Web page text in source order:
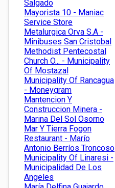
Salgado
Mayorista 10 - Maniac
Service Store
Metalurgica Orva S.A -
Minibuses San Cristobal
Methodist Pentecostal
Church O... - Municipality
Of Mostazal
Municipality Of Rancagua
- Moneygram
Mantencion Y
Construccion Minera -
Marina Del Sol Osorno
Mar Y Tierra Fogon
Restaurant - Marío
Antonio Berríos Troncoso
Municipality Of Linaresi -
Municipalidad De Los
Angeles